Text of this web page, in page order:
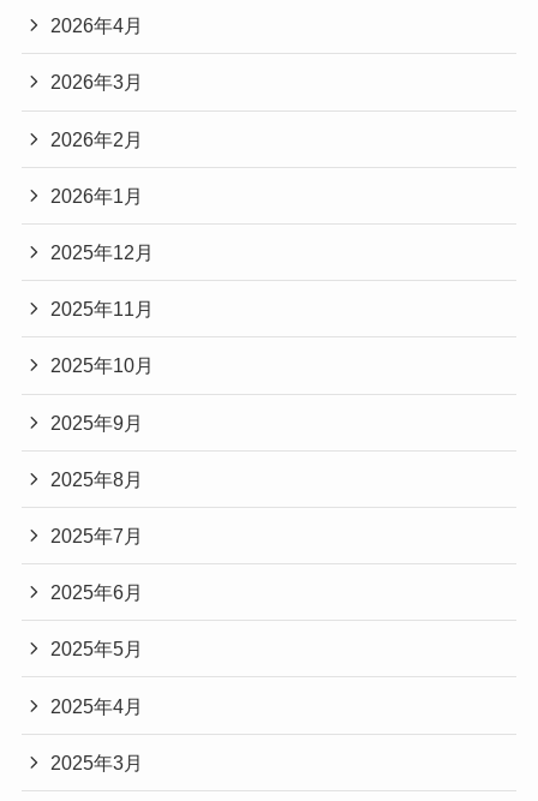
2026年4月
2026年3月
2026年2月
2026年1月
2025年12月
2025年11月
2025年10月
2025年9月
2025年8月
2025年7月
2025年6月
2025年5月
2025年4月
2025年3月